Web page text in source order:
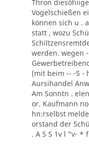
Thron
Vogelschießen
können sich u .
statt , wozu
werden. wegen
(mit beim -- -S -
Aursihandel
Am Sonntn .
or. Kaufmann
hn:rselbst
orstand der
. A S S 1v l "v- *